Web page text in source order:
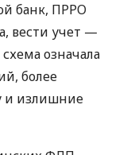
банк, ПРРО
вести учет —
означала
более
и излишние